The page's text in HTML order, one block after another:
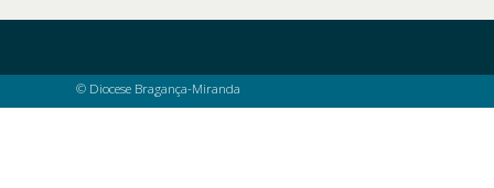
© Diocese Bragança-Miranda